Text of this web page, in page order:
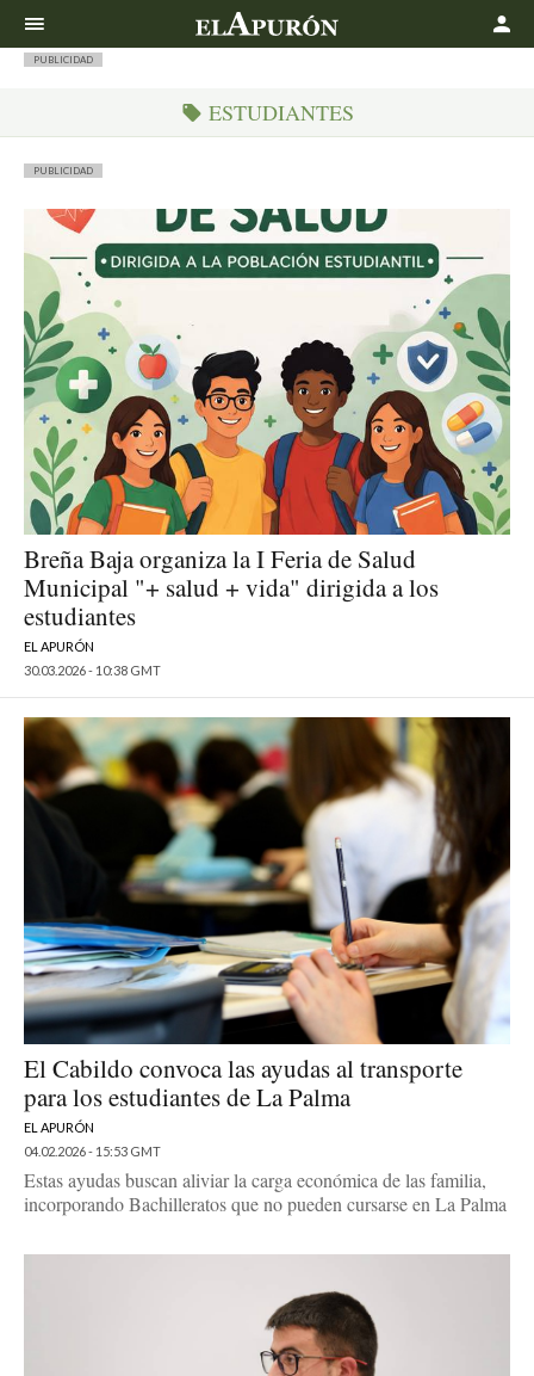
PUBLICIDAD
ESTUDIANTES
PUBLICIDAD
Breña Baja organiza la I Feria de Salud
Municipal "+ salud + vida" dirigida a los
estudiantes
EL APURÓN
30.03.2026 - 10:38 GMT
El Cabildo convoca las ayudas al transporte
para los estudiantes de La Palma
EL APURÓN
04.02.2026 - 15:53 GMT
Estas ayudas buscan aliviar la carga económica de las familia,
incorporando Bachilleratos que no pueden cursarse en La Palma